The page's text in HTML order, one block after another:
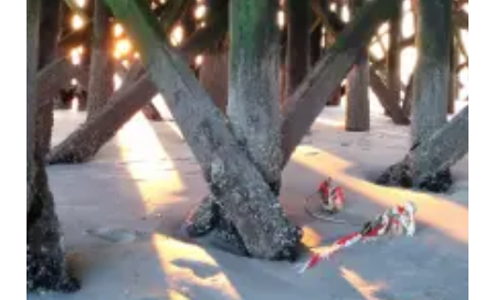
Manuel Hernandez y Nothdurft (Dipl. Des.)
Multidisziplinäre Designlösungen.
Person| Kontakt |
Fotoblog
mhyn@mhyn.de